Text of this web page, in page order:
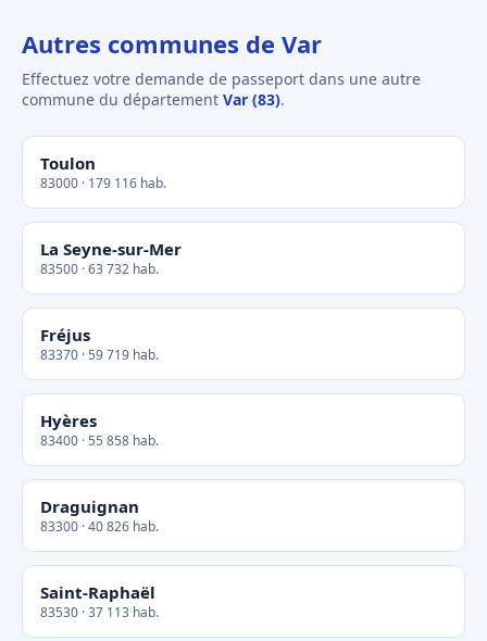
Autres communes de Var
Effectuez votre demande de passeport dans une autre
commune du département Var (83).
Toulon
83000 · 179 116 hab.
La Seyne-sur-Mer
83500 · 63 732 hab.
Fréjus
83370 · 59 719 hab.
Hyères
83400 · 55 858 hab.
Draguignan
83300 · 40 826 hab.
Saint-Raphaël
83530 · 37 113 hab.